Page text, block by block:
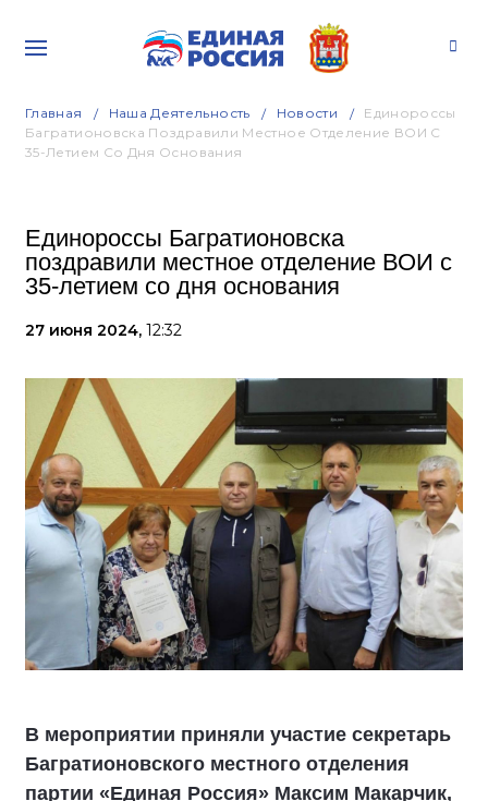
Главная Наша Деятельность Новости
Единороссы
Багратионовска Поздравили Местное Отделение ВОИ С
35-Летием Со Дня Основания
Единороссы Багратионовска
поздравили местное отделение ВОИ с
35-летием со дня основания
27 июня 2024, 12:32
В мероприятии приняли участие секретарь
Багратионовского местного отделения
партии «Единая Россия» Максим Макарчик,